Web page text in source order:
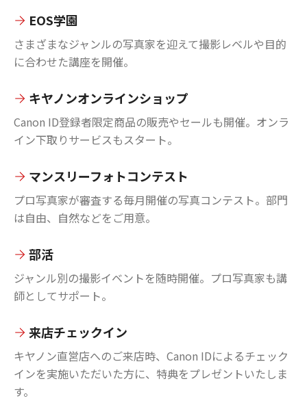
EOS学園
さまざまなジャンルの写真家を迎えて撮影レベルや目的
に合わせた講座を開催。
キヤノンオンラインショップ
Canon ID登録者限定商品の販売やセールも開催。オンラ
イン下取りサービスもスタート。
マンスリーフォトコンテスト
プロ写真家が審査する毎月開催の写真コンテスト。部門
は自由、自然などをご用意。
部活
ジャンル別の撮影イベントを随時開催。プロ写真家も講
師としてサポート。
来店チェックイン
キヤノン直営店へのご来店時、Canon IDによるチェック
インを実施いただいた方に、特典をプレゼントいたしま
す。